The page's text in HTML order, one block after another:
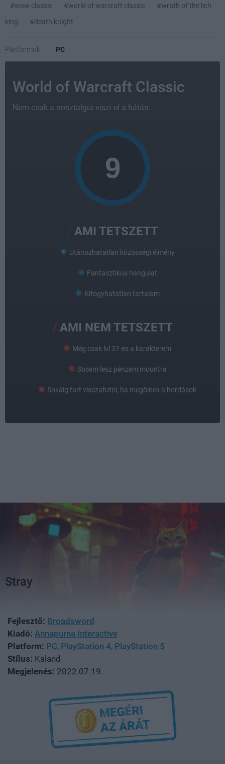
#wow classic
#world of warcraft classic
#wrath of the lich
king
#death knight
Platformok: PC
World of Warcraft Classic
Nem csak a nosztalgia viszi el a hátán.
AMI TETSZETT
Utánozhatatlan közösségi élmény
Fantasztikus hangulat
Kifogyhatatlan tartalom
AMI NEM TETSZETT
Még csak lvl 37-es a karakterem
Sosem lesz pénzem mountra
Sokáig tart visszafutni, ha megölnek a hordások
Stray
Fejlesztő: Broadsword
Kiadó: Annapurna Interactive
Platform: PC, PlayStation 4, PlayStation 5
Stílus: Kaland
Megjelenés: 2022.07.19.